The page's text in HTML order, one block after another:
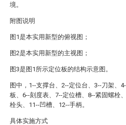
境。
附图说明
图1是本实用新型的俯视图；
图2是本实用新型的主视图；
图3是图1所示定位板的结构示意图。
图中，1--支撑台、2--定位台、3--刀架、
板、6--刻度表、7--定位槽、8--紧固螺栓
栓头、11--凹槽、12--手柄。
具体实施方式